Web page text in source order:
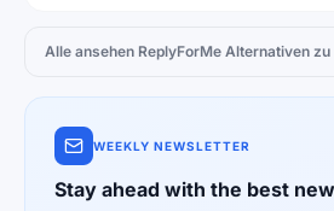
Alle ansehen ReplyForMe Alternativen zu
WEEKLY NEWSLETTER
Stay ahead with the best